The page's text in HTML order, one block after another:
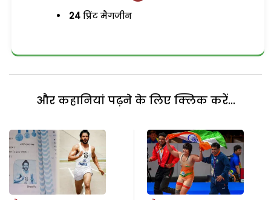
24 प्रिंट मैगजीन
और कहानियां पढ़ने के लिए क्लिक करें...